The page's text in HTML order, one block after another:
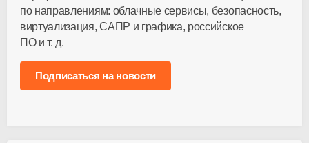
по направлениям: облачные сервисы, безопасность,
виртуализация, САПР и графика, российское
ПО и т. д.
Подписаться на новости